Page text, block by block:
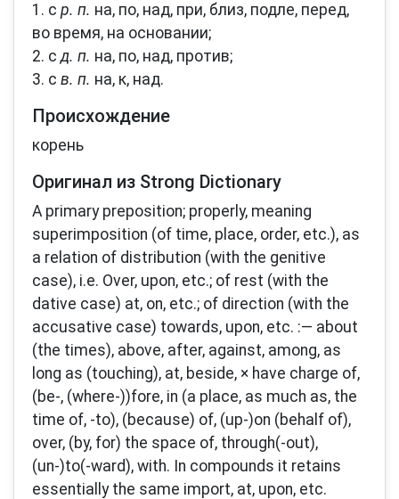
1. с р. п. на, по, над, при, близ, подле, перед,
во время, на основании;
2. сд. п. на, по, над, против;
3. с в. п. на, к, над.
Происхождение
корень
Оригинал из Strong Dictionary
A primary preposition; properly, meaning
superimposition (of time, place, order, etc.), as
a relation of distribution (with the genitive
case), i.e. Over, upon, etc.; of rest (with the
dative case) at, on, etc.; of direction (with the
accusative case) towards, upon, etc. :— about
(the times), above, after, against, among, as
long as (touching), at, beside, × have charge of,
(be-, (where-))fore, in (a place, as much as, the
time of, -to), (because) of, (up-)on (behalf of),
over, (by, for) the space of, through(-out),
(un-)to(-ward), with. In compounds it retains
essentially the same import, at, upon, etc.